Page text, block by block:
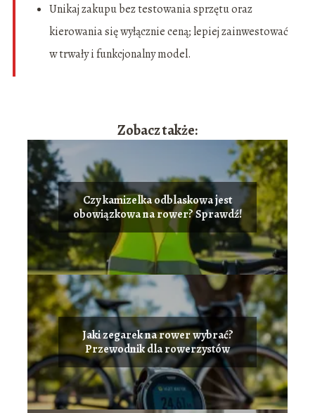
Unikaj zakupu bez testowania sprzętu oraz
kierowania się wyłącznie ceną; lepiej zainwestować
w trwały i funkcjonalny model.
Zobacz także:
Czy kamizelka odblaskowa jest
obowiązkowa na rower? Sprawdź!
Jaki zegarek na rower wybrać?
Przewodnik dla rowerzystów